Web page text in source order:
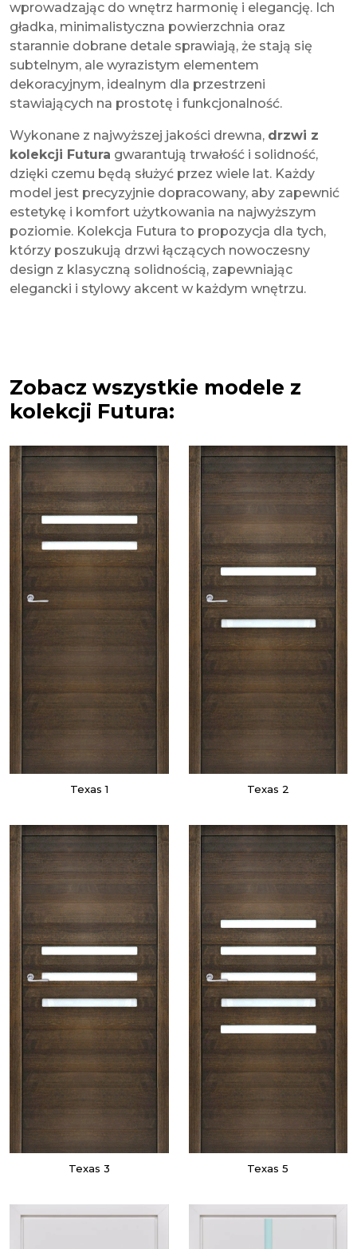
wprowadzając do wnętrz harmonię i elegancję. Ich
gładka, minimalistyczna powierzchnia oraz
starannie dobrane detale sprawiają, że stają się
subtelnym, ale wyrazistym elementem
dekoracyjnym, idealnym dla przestrzeni
stawiających na prostotę i funkcjonalność.
Wykonane z najwyższej jakości drewna, drzwi z
kolekcji Futura gwarantują trwałość i solidność,
dzięki czemu będą służyć przez wiele lat. Każdy
model jest precyzyjnie dopracowany, aby zapewnić
estetykę i komfort użytkowania na najwyższym
poziomie. Kolekcja Futura to propozycja dla tych,
którzy poszukują drzwi łączących nowoczesny
design z klasyczną solidnością, zapewniając
elegancki i stylowy akcent w każdym wnętrzu.
Zobacz wszystkie modele z
kolekcji Futura:
Texas 1 Texas 2
Texas 3 Texas 5